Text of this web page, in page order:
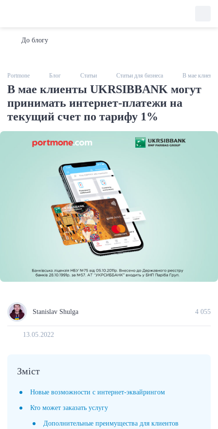
До блогу
Portmone Блог Статьи Статьи для бизнеса В мае
В мае клиенты UKRSIBBANK могут
принимать интернет-платежи на
текущий счет по тарифу 1%
Stanislav Shulga 4 055
13.05.2022
Зміст
Новые возможности с интернет-эквайрингом
Кто может заказать услугу
Дополнительные преимущества для клиентов